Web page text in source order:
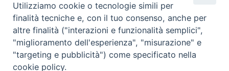
HOME DIOCESI VESCOVO CURIA VESCOVILE NEWS
Utilizziamo cookie o tecnologie simili per
finalità tecniche e, con il tuo consenso, anche per
altre finalità ("interazioni e funzionalità semplici",
"miglioramento dell'esperienza", "misurazione" e
"targeting e pubblicità") come specificato nella
cookie policy.